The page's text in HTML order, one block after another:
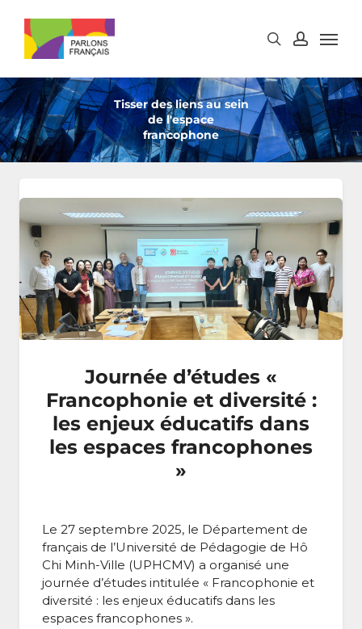
Tisser des liens au sein
de l'espace
francophone
Journée d’études «
Francophonie et diversité :
les enjeux éducatifs dans
les espaces francophones
»
Le 27 septembre 2025, le Département de
français de l’Université de Pédagogie de Hô
Chi Minh-Ville (UPHCMV) a organisé une
journée d’études intitulée « Francophonie et
diversité : les enjeux éducatifs dans les
espaces francophones ».